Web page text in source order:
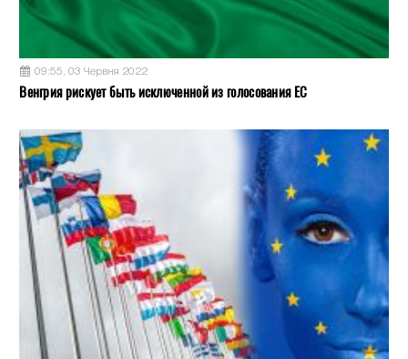
09:55, 03 Червня 2022
Венгрия рискует быть исключенной из голосования ЕС